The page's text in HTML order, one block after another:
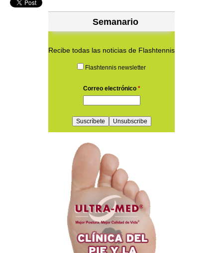
Semanario
Recibe todas las noticias de Flashtennis
Flashtennis newsletter
Correo electrónico *